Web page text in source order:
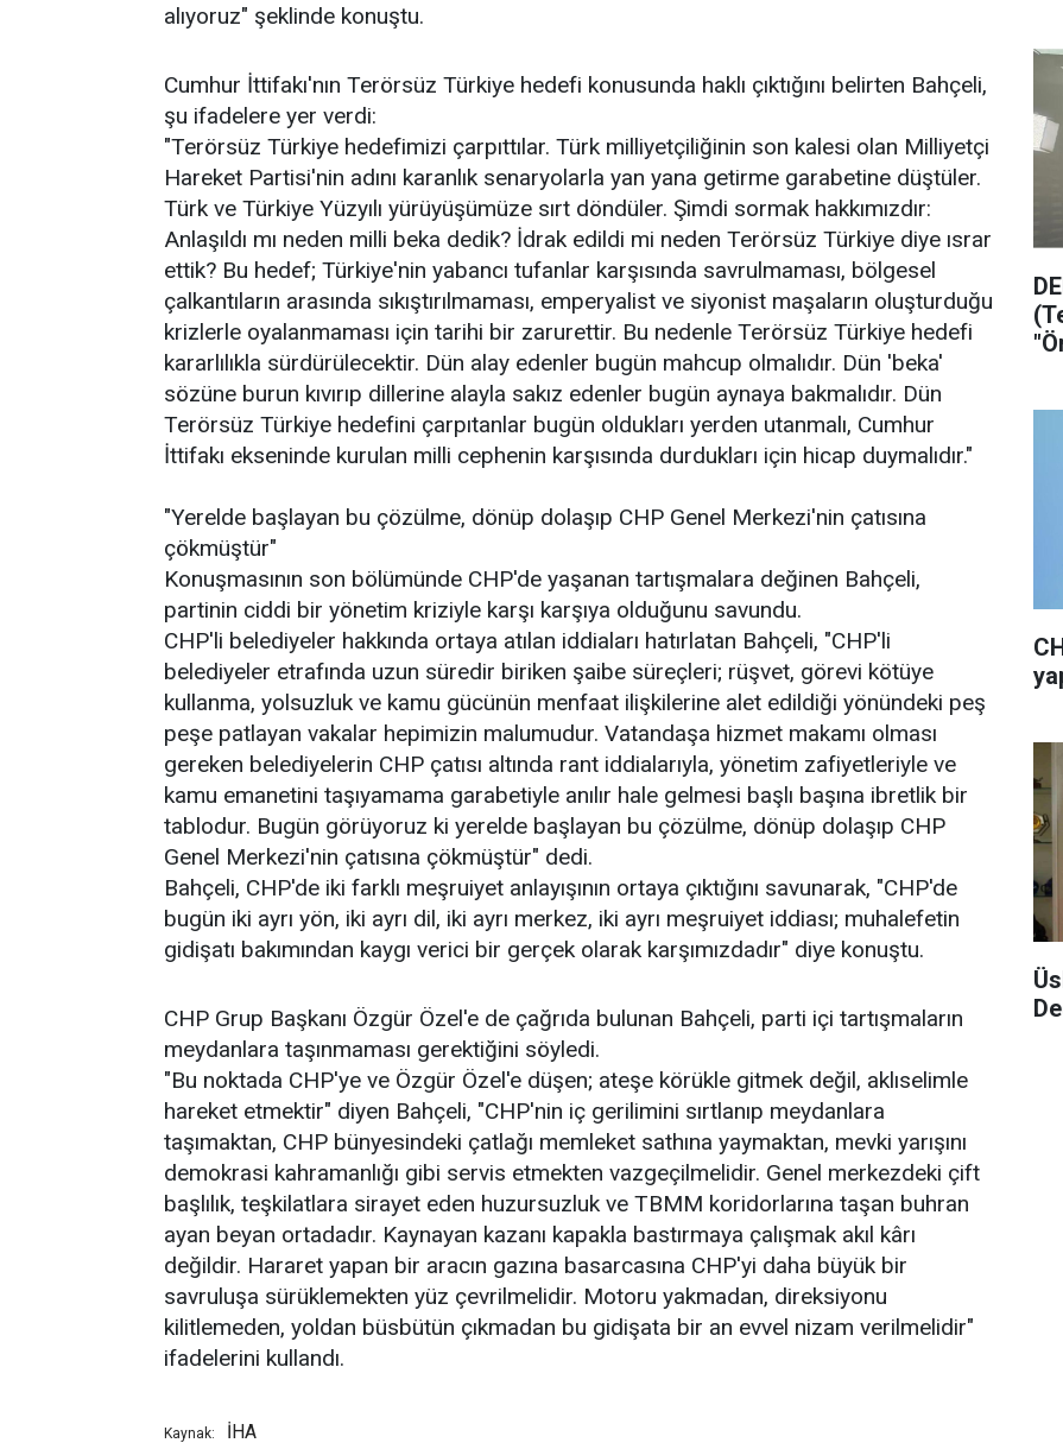
alıyoruz" şeklinde konuştu.
Cumhur İttifakı'nın Terörsüz Türkiye hedefi konusunda haklı çıktığını belirten Bahçeli,
şu ifadelere yer verdi:
"Terörsüz Türkiye hedefimizi çarpıttılar. Türk milliyetçiliğinin son kalesi olan Milliyetçi
Hareket Partisi'nin adını karanlık senaryolarla yan yana getirme garabetine düştüler.
Türk ve Türkiye Yüzyılı yürüyüşümüze sırt döndüler. Şimdi sormak hakkımızdır:
Anlaşıldı mı neden milli beka dedik? İdrak edildi mi neden Terörsüz Türkiye diye ısrar
ettik? Bu hedef; Türkiye'nin yabancı tufanlar karşısında savrulmaması, bölgesel
çalkantıların arasında sıkıştırılmaması, emperyalist ve siyonist maşaların oluşturduğu
krizlerle oyalanmaması için tarihi bir zarurettir. Bu nedenle Terörsüz Türkiye hedefi
kararlılıkla sürdürülecektir. Dün alay edenler bugün mahcup olmalıdır. Dün 'beka'
sözüne burun kıvırıp dillerine alayla sakız edenler bugün aynaya bakmalıdır. Dün
Terörsüz Türkiye hedefini çarpıtanlar bugün oldukları yerden utanmalı, Cumhur
İttifakı ekseninde kurulan milli cephenin karşısında durdukları için hicap duymalıdır."
"Yerelde başlayan bu çözülme, dönüp dolaşıp CHP Genel Merkezi'nin çatısına
çökmüştür"
Konuşmasının son bölümünde CHP'de yaşanan tartışmalara değinen Bahçeli,
partinin ciddi bir yönetim kriziyle karşı karşıya olduğunu savundu.
CHP'li belediyeler hakkında ortaya atılan iddiaları hatırlatan Bahçeli, "CHP'li
belediyeler etrafında uzun süredir biriken şaibe süreçleri; rüşvet, görevi kötüye
kullanma, yolsuzluk ve kamu gücünün menfaat ilişkilerine alet edildiği yönündeki peş
peşe patlayan vakalar hepimizin malumudur. Vatandaşa hizmet makamı olması
gereken belediyelerin CHP çatısı altında rant iddialarıyla, yönetim zafiyetleriyle ve
kamu emanetini taşıyamama garabetiyle anılır hale gelmesi başlı başına ibretlik bir
tablodur. Bugün görüyoruz ki yerelde başlayan bu çözülme, dönüp dolaşıp CHP
Genel Merkezi'nin çatısına çökmüştür" dedi.
Bahçeli, CHP'de iki farklı meşruiyet anlayışının ortaya çıktığını savunarak, "CHP'de
bugün iki ayrı yön, iki ayrı dil, iki ayrı merkez, iki ayrı meşruiyet iddiası; muhalefetin
gidişatı bakımından kaygı verici bir gerçek olarak karşımızdadır" diye konuştu.
CHP Grup Başkanı Özgür Özel'e de çağrıda bulunan Bahçeli, parti içi tartışmaların
meydanlara taşınmaması gerektiğini söyledi.
"Bu noktada CHP'ye ve Özgür Özel'e düşen; ateşe körükle gitmek değil, aklıselimle
hareket etmektir" diyen Bahçeli, "CHP'nin iç gerilimini sırtlanıp meydanlara
taşımaktan, CHP bünyesindeki çatlağı memleket sathına yaymaktan, mevki yarışını
demokrasi kahramanlığı gibi servis etmekten vazgeçilmelidir. Genel merkezdeki çift
başlılık, teşkilatlara sirayet eden huzursuzluk ve TBMM koridorlarına taşan buhran
ayan beyan ortadadır. Kaynayan kazanı kapakla bastırmaya çalışmak akıl kârı
değildir. Hararet yapan bir aracın gazına basarcasına CHP'yi daha büyük bir
savruluşa sürüklemekten yüz çevrilmelidir. Motoru yakmadan, direksiyonu
kilitlemeden, yoldan büsbütün çıkmadan bu gidişata bir an evvel nizam verilmelidir"
ifadelerini kullandı.
Kaynak: İHA